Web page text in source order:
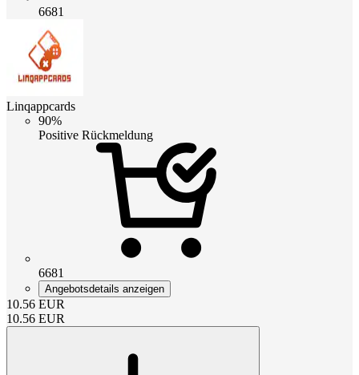
6681
Linqappcards
90%
Positive Rückmeldung
6681
Angebotsdetails anzeigen
10.56 EUR
10.56 EUR